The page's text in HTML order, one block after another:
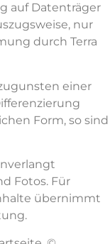
auf Datenträger
nur
durch Terra
einer
Form, so sind
Fotos. Für
übernimmt